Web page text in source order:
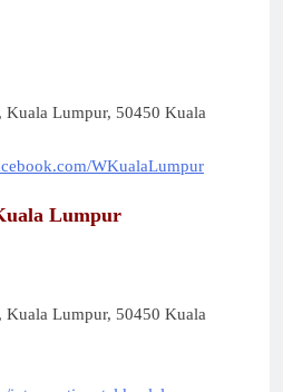
Kuala Lumpur, 50450 Kuala
WKualaLumpur
Lumpur
Kuala Lumpur, 50450 Kuala